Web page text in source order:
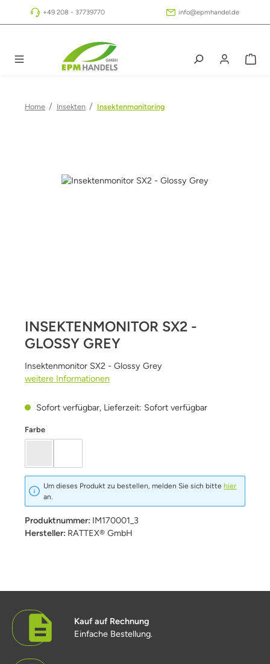
Zum Hauptinhalt springen
+49 208 - 37739770 info@epmhandel.de
Home / Insekten / Insektenmonitoring
Bildergalerie überspringen
INSEKTENMONITOR SX2 -
GLOSSY GREY
Insektenmonitor SX2 - Glossy Grey
weitere Informationen
Sofort verfügbar, Lieferzeit: Sofort verfügbar
Farbeauswählen
Um dieses Produkt zu bestellen, melden Sie sich bittehier
an.
Produktnummer: IM170001_3
Hersteller: RATTEX® GmbH
Kauf auf Rechnung
Einfache Bestellung.